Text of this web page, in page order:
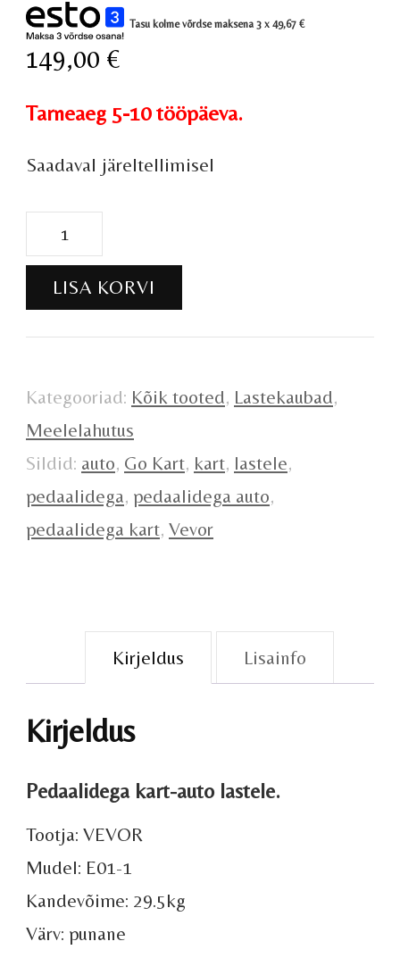
Tasu kolme võrdse maksena 3 x 49,67 €
149,00 €
Tarneaeg 5-10 tööpäeva.
Saadaval järeltellimisel
Kart
kogus
LISA KORVI
Kategooriad: Kõik tooted, Lastekaubad,
Meelelahutus
Sildid: auto, Go Kart, kart, lastele,
pedaalidega, pedaalidega auto,
pedaalidega kart, Vevor
Kirjeldus Lisainfo
Kirjeldus
Pedaalidega kart-auto lastele.
Tootja: VEVOR
Mudel: E01-1
Kandevõime: 29.5kg
Värv: punane